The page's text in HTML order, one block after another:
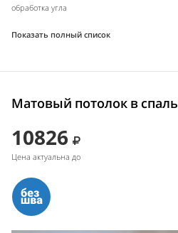
обработка угла
Показать полный список
Матовый потолок в
10826
Цена актуальна до